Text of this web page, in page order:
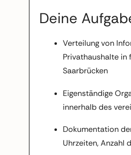
Deine
Verteilung von
Privathaushalte in
Saarbrücken
Eigenständige
innerhalb des
Dokumentation
Uhrzeiten, Anzahl